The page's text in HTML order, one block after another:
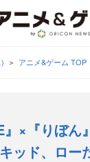
アニメ&ゲーム TOP
』×『りぼ
ッド、ロー